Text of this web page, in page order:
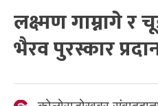
लक्ष्मण गाम्नागे र
भैरव पुरस्कार